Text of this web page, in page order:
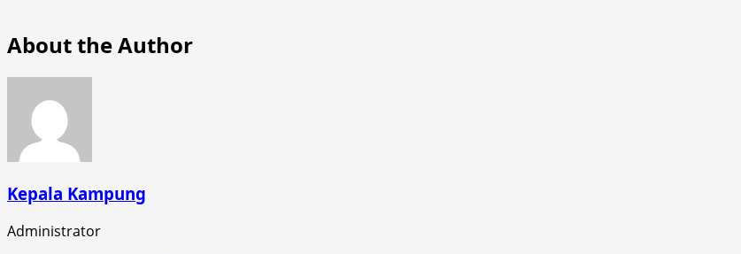
About the Author
Kepala Kampung
Administrator